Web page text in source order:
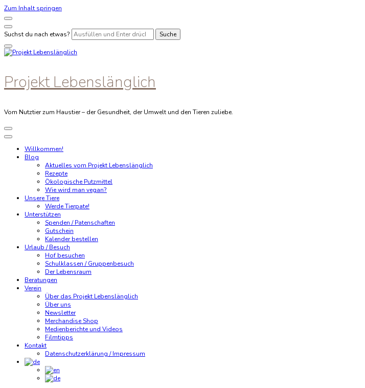
Zum Inhalt springen
Suchst du nach etwas?
Projekt Lebenslänglich
Vom Nutztier zum Haustier – der Gesundheit, der Umwelt und den Tieren zuliebe.
Willkommen!
Blog
Aktuelles vom Projekt Lebenslänglich
Rezepte
Ökologische Putzmittel
Wie wird man vegan?
Unsere Tiere
Werde Tierpate!
Unterstützen
Spenden / Patenschaften
Gutschein
Kalender bestellen
Urlaub / Besuch
Hof besuchen
Schulklassen / Gruppenbesuch
Der Lebensraum
Beratungen
Verein
Über das Projekt Lebenslänglich
Über uns
Newsletter
Merchandise Shop
Medienberichte und Videos
Filmtipps
Kontakt
Datenschutzerklärung / Impressum